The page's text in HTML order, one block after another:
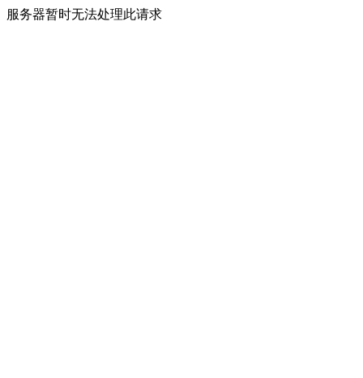
服务器暂时无法处理此请求